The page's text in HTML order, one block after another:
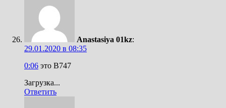
Anastasiya 01kz:
29.01.2020 в 08:35
0:06 это B747
Загрузка...
Ответить